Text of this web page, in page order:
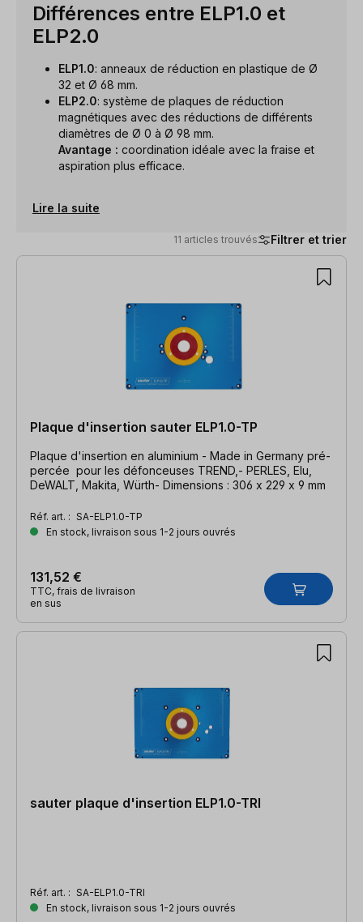
Différences entre ELP1.0 et
ELP2.0
ELP1.0: anneaux de réduction en plastique de Ø
32 et Ø 68 mm.
ELP2.0: système de plaques de réduction
magnétiques avec des réductions de différents
diamètres de Ø 0 à Ø 98 mm.
Avantage : coordination idéale avec la fraise et
aspiration plus efficace.
Lire la suite
11 articles trouvés Filtrer et trier
11 articles trouvés
Plaque d'insertion sauter ELP1.0-TP
Plaque d'insertion en aluminium - Made in Germany pré-
percée pour les défonceuses TREND,- PERLES, Elu,
DeWALT, Makita, Würth- Dimensions : 306 x 229 x 9 mm
Réf. art. : SA-ELP1.0-TP
En stock, livraison sous 1-2 jours ouvrés
131,52 €
TTC, frais de livraison
en sus
sauter plaque d'insertion ELP1.0-TRI
Réf. art. : SA-ELP1.0-TRI
En stock, livraison sous 1-2 jours ouvrés